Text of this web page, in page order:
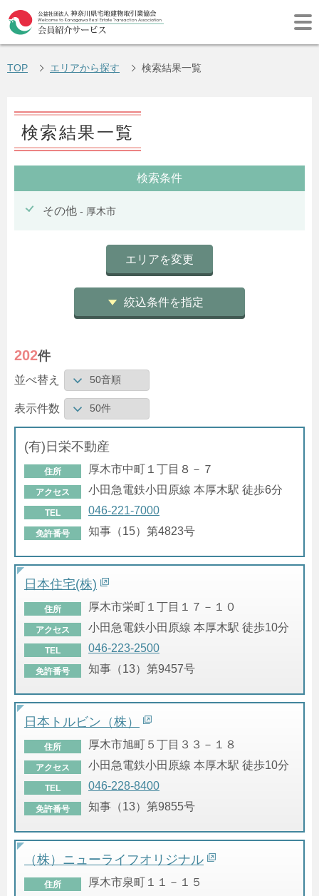
TOP エリアから探す 検索結果一覧
検索結果一覧
検索条件
その他 - 厚木市
エリアを変更
絞込条件を指定
202件
並べ替え
表示件数
(有)日栄不動産
住所 厚木市中町１丁目８－７
アクセス 小田急電鉄小田原線 本厚木駅 徒歩6分
TEL 046-221-7000
免許番号 知事（15）第4823号
日本住宅(株)
住所 厚木市栄町１丁目１７－１０
アクセス 小田急電鉄小田原線 本厚木駅 徒歩10分
TEL 046-223-2500
免許番号 知事（13）第9457号
日本トルビン（株）
住所 厚木市旭町５丁目３３－１８
アクセス 小田急電鉄小田原線 本厚木駅 徒歩10分
TEL 046-228-8400
免許番号 知事（13）第9855号
（株）ニューライフオリジナル
住所 厚木市泉町１１－１５